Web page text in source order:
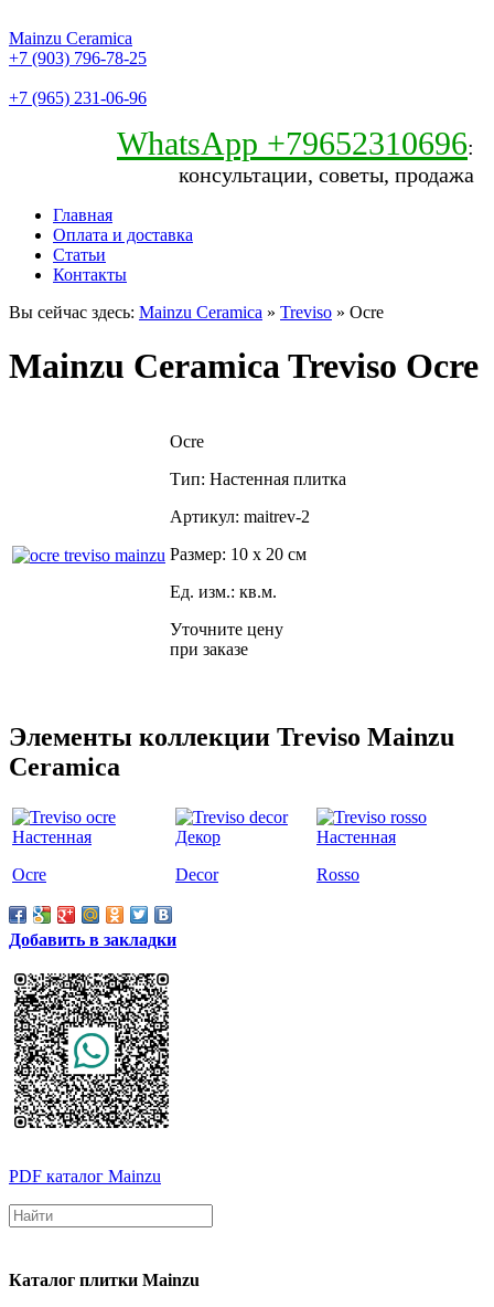
Mainzu Ceramica
+7 (903) 796-78-25
+7 (965) 231-06-96
WhatsApp +79652310696:
консультации, советы, продажа
Главная
Оплата и доставка
Статьи
Контакты
Вы сейчас здесь: Mainzu Ceramica » Treviso » Ocre
Mainzu Ceramica Treviso Ocre
Ocre
Тип: Настенная плитка
Артикул: maitrev-2
Размер: 10 x 20 см
Ед. изм.: кв.м.
Уточните цену
при заказе
Элементы коллекции Treviso Mainzu
Ceramica
Ocre Decor Rosso
Добавить в закладки
PDF каталог Mainzu
Каталог плитки Mainzu